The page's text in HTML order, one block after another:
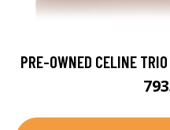
PRE-OWNED CELINE